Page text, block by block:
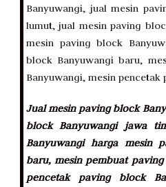
Jual mesin paving block
block Banyuwangi jawa
Banyuwangi harga mesin
baru, mesin pembuat
pencetak paving block